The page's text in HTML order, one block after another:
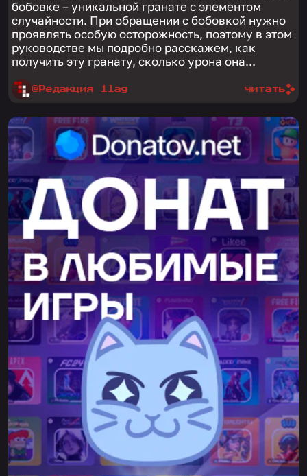
бобовке – уникальной гранате с элементом
случайности. При обращении с бобовкой нужно
проявлять особую осторожность, поэтому в этом
руководстве мы подробно расскажем, как
получить эту гранату, сколько урона она...
@Редакция 1lag читать